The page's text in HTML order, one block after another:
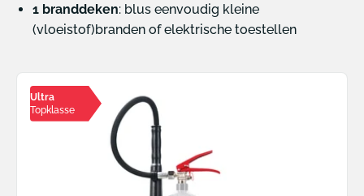
1 branddeken: blus eenvoudig kleine
(vloeistof)branden of elektrische toestellen
Ultra
Topklasse